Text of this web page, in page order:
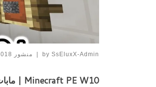
by SsEluxX-Admin
| منشور
Minecraft PE W10 | مابات المشتركين #28 نتعلم الابداع اقوى جيش !!